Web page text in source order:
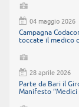
04 maggio 2026
Campagna
toccate il medico
28 aprile 2026
Parte da Bari il
Manifesto “Medici